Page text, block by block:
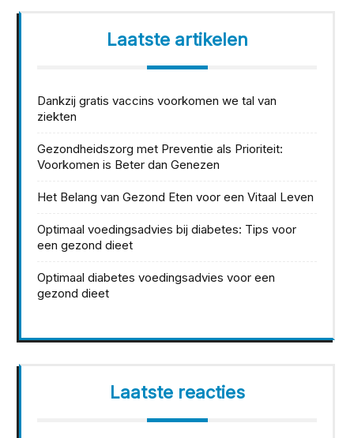
Laatste artikelen
Dankzij gratis vaccins voorkomen we tal van
ziekten
Gezondheidszorg met Preventie als Prioriteit:
Voorkomen is Beter dan Genezen
Het Belang van Gezond Eten voor een Vitaal Leven
Optimaal voedingsadvies bij diabetes: Tips voor
een gezond dieet
Optimaal diabetes voedingsadvies voor een
gezond dieet
Laatste reacties